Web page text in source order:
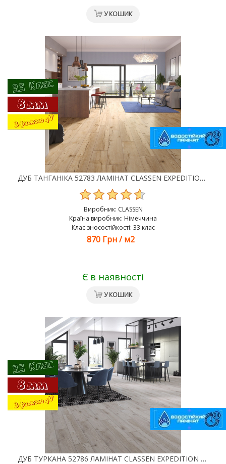
У КОШИК
ДУБ ТАНГАНІКА 52783 ЛАМІНАТ CLASSEN EXPEDITION 4V WR
Виробник: CLASSEN
Країна виробник: Німеччина
Клас зносостійкості: 33 клас
870 Грн /м2
Є в наявності
У КОШИК
ДУБ ТУРКАНА 52786 ЛАМІНАТ CLASSEN EXPEDITION 4V WR